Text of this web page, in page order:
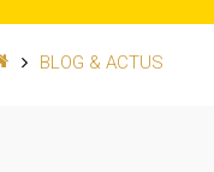
BLOG & ACTUS